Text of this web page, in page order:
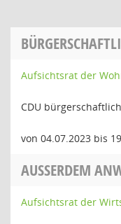
Aufsichtsrat der
CDU
von 04.07.2023 bis
AUSSERDEM
Aufsichtsrat der